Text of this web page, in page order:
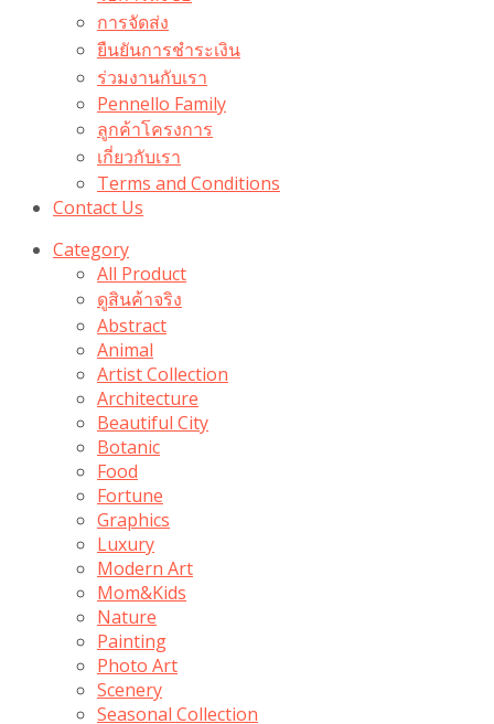
การจัดส่ง
ยืนยันการชำระเงิน
ร่วมงานกับเรา
Pennello Family
ลูกค้าโครงการ
เกี่ยวกับเรา
Terms and Conditions
Contact Us
Category
All Product
ดูสินค้าจริง
Abstract
Animal
Artist Collection
Architecture
Beautiful City
Botanic
Food
Fortune
Graphics
Luxury
Modern Art
Mom&Kids
Nature
Painting
Photo Art
Scenery
Seasonal Collection